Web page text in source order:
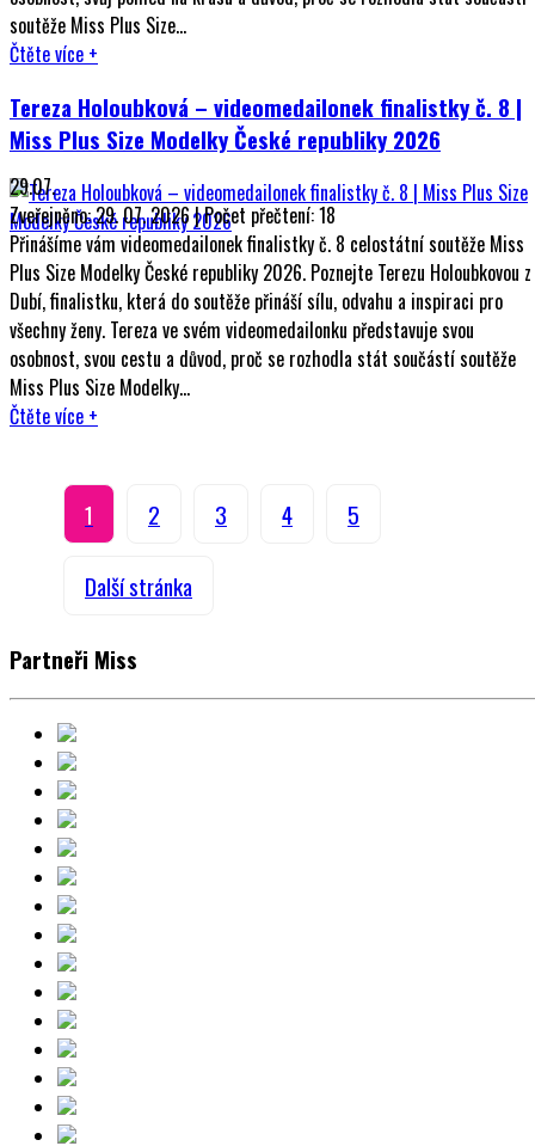
soutěže Miss Plus Size...
Čtěte více +
Tereza Holoubková – videomedailonek finalistky č. 8 |
Miss Plus Size Modelky České republiky 2026
29.07.
Zveřejněno: 29. 07. 2026 | Počet přečtení: 18
Přinášíme vám videomedailonek finalistky č. 8 celostátní soutěže Miss
Plus Size Modelky České republiky 2026. Poznejte Terezu Holoubkovou z
Dubí, finalistku, která do soutěže přináší sílu, odvahu a inspiraci pro
všechny ženy. Tereza ve svém videomedailonku představuje svou
osobnost, svou cestu a důvod, proč se rozhodla stát součástí soutěže
Miss Plus Size Modelky...
Čtěte více +
1 2 3 4 5
Další stránka
Partneři Miss